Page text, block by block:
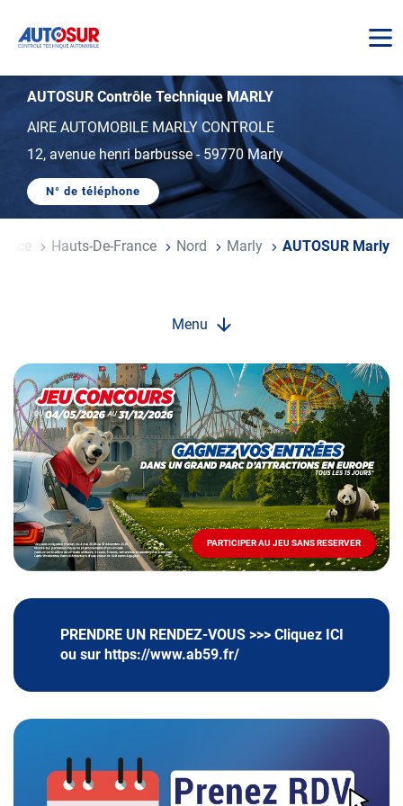
AUTOSUR
AUTOSUR Contrôle Technique MARLY
AIRE AUTOMOBILE MARLY CONTROLE
12, avenue henri barbusse-59770 Marly
N° de téléphone
AFFICHER
DE
TÉLÉPHONE
Hauts-De-France Nord Marly AUTOSUR Marly
Menu
Opération
spéciale
Mai
-
Décembre
2026
Locations
PARTICIPER AU JEU SANS RESERVER
PARTICIPER
AU
JEU
RESERVER
PRENDRE UN RENDEZ-VOUS >>> Cliquez ICI
ou sur https://www.ab59.fr/